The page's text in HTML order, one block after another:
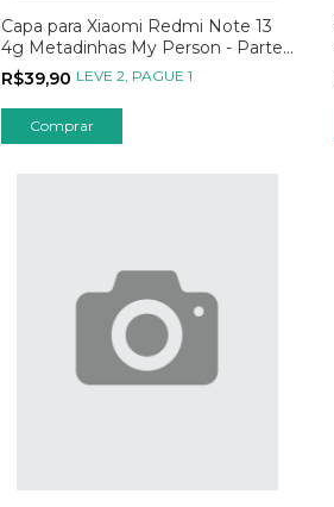
Capa para Xiaomi Redmi Note 13
4g Metadinhas My Person - Parte
01
R$39,90 LEVE 2, PAGUE 1
Comprar